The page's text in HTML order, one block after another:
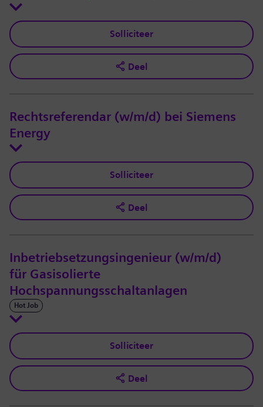
Solliciteer
Deel
Rechtsreferendar (w/m/d) bei Siemens
Energy
Solliciteer
Deel
Inbetriebsetzungsingenieur (w/m/d)
für Gasisolierte
Hochspannungsschaltanlagen
Hot Job
Solliciteer
Deel